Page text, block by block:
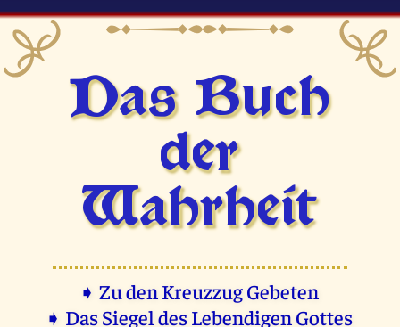
Das Buch
der
Wahrheit
➧ Zu den Kreuzzug Gebeten
➧ Das Siegel des Lebendigen Gottes